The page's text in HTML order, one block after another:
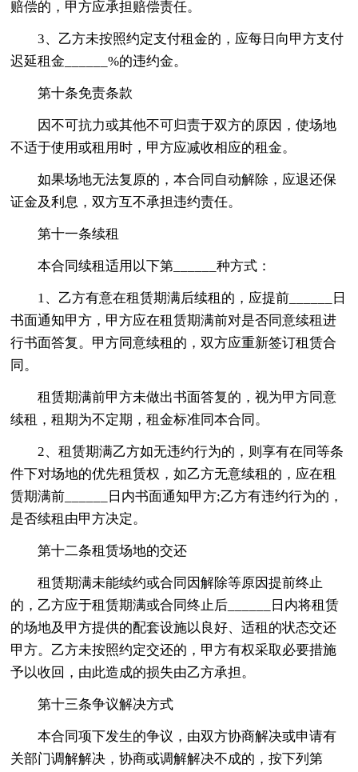
赔偿的，甲方应承担赔偿责任。
3、乙方未按照约定支付租金的，应每日向甲方支付
迟延租金______%的违约金。
第十条免责条款
因不可抗力或其他不可归责于双方的原因，使场地
不适于使用或租用时，甲方应减收相应的租金。
如果场地无法复原的，本合同自动解除，应退还保
证金及利息，双方互不承担违约责任。
第十一条续租
本合同续租适用以下第______种方式：
1、乙方有意在租赁期满后续租的，应提前______日
书面通知甲方，甲方应在租赁期满前对是否同意续租进
行书面答复。甲方同意续租的，双方应重新签订租赁合
同。
租赁期满前甲方未做出书面答复的，视为甲方同意
续租，租期为不定期，租金标准同本合同。
2、租赁期满乙方如无违约行为的，则享有在同等条
件下对场地的优先租赁权，如乙方无意续租的，应在租
赁期满前______日内书面通知甲方;乙方有违约行为的，
是否续租由甲方决定。
第十二条租赁场地的交还
租赁期满未能续约或合同因解除等原因提前终止
的，乙方应于租赁期满或合同终止后______日内将租赁
的场地及甲方提供的配套设施以良好、适租的状态交还
甲方。乙方未按照约定交还的，甲方有权采取必要措施
予以收回，由此造成的损失由乙方承担。
第十三条争议解决方式
本合同项下发生的争议，由双方协商解决或申请有
关部门调解解决，协商或调解解决不成的，按下列第